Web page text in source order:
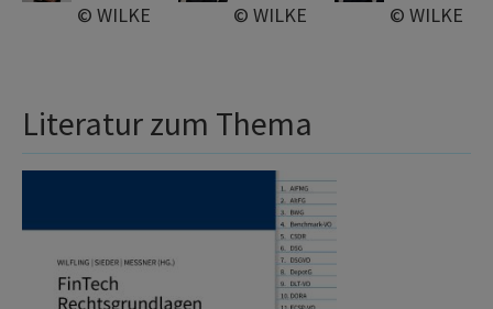
© WILKE
© WILKE
© WILKE
Literatur zum Thema